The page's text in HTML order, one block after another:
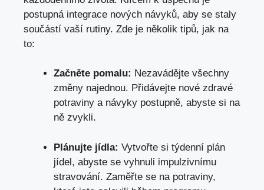
postupná integrace nových návyků, aby se staly
součástí vaší rutiny. Zde je několik tipů, jak na
to:
Začněte pomalu: Nezavádějte všechny
změny najednou. Přidávejte nové zdravé
potraviny a návyky postupně, abyste si na
ně zvykli.
Plánujte jídla: Vytvořte si týdenní plán
jídel, abyste se vyhnuli impulzivnímu
stravování. Zaměřte se na potraviny,